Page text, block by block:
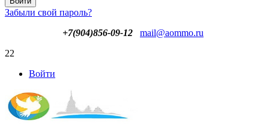
Забыли свой пароль?
+7(904)856-09-12
mail@aommo.ru
22
Войти